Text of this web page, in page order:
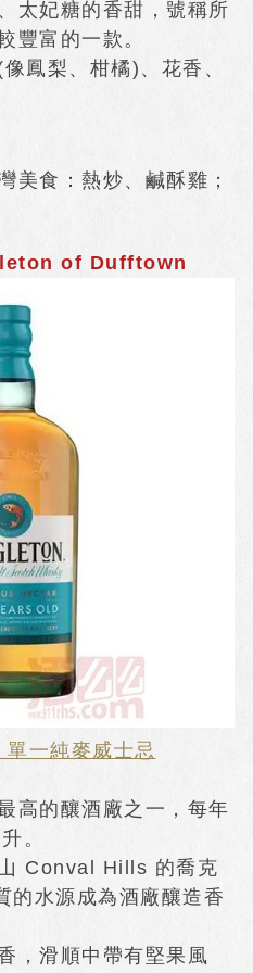
太妃糖的香甜，號稱所
豐富的一款。
鳳梨、柑橘)、花香、
美食：熱炒、鹹酥雞；
of Dufftown
一純麥威士忌
高的釀酒廠之一，每年
。
Conval Hills 的喬克
水源成為酒廠釀造香
，滑順中帶有堅果風